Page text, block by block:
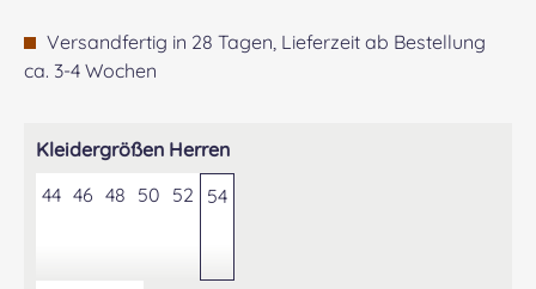
Versandfertig in 28 Tagen, Lieferzeit ab Bestellung
ca. 3-4 Wochen
Kleidergrößen Herrenauswählen
44 46 48 50 52 54